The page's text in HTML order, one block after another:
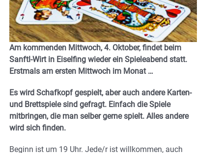
Am kommenden Mittwoch, 4. Oktober, findet beim
Sanftl-Wirt in Eiselfing wieder ein Spieleabend statt.
Erstmals am ersten Mittwoch im Monat …
Es wird Schafkopf gespielt, aber auch andere Karten-
und Brettspiele sind gefragt. Einfach die Spiele
mitbringen, die man selber gerne spielt. Alles andere
wird sich finden.
Beginn ist um 19 Uhr. Jede/r ist willkommen, auch